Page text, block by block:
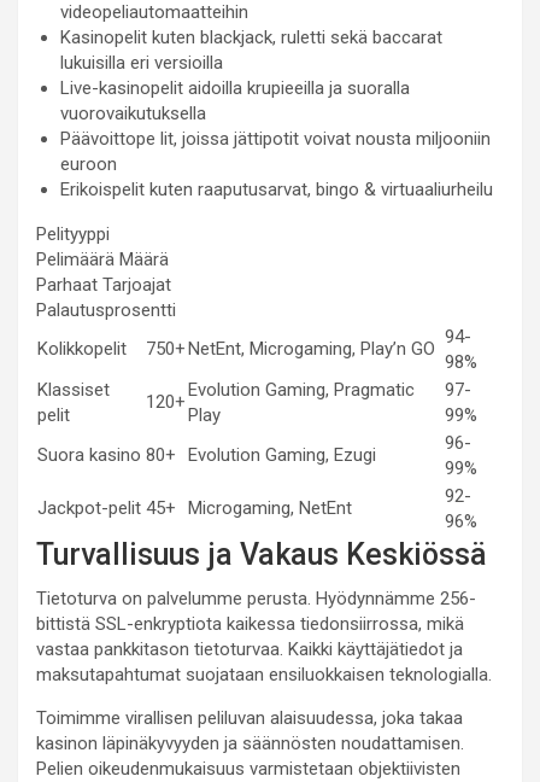
videopeliautomaatteihin
Kasinopelit kuten blackjack, ruletti sekä baccarat
lukuisilla eri versioilla
Live-kasinopelit aidoilla krupieeilla ja suoralla
vuorovaikutuksella
Päävoittope lit, joissa jättipotit voivat nousta miljooniin
euroon
Erikoispelit kuten raaputusarvat, bingo & virtuaaliurheilu
Pelityyppi
Pelimäärä Määrä
Parhaat Tarjoajat
Palautusprosentti
Kolikkopelit
750+ NetEnt, Microgaming, Play’n GO
94-
98%
Klassiset
pelit
120+
Evolution Gaming, Pragmatic
Play
97-
99%
Suora kasino 80+ Evolution Gaming, Ezugi
96-
99%
Jackpot-pelit 45+ Microgaming, NetEnt
92-
96%
Turvallisuus ja Vakaus Keskiössä
Tietoturva on palvelumme perusta. Hyödynnämme 256-
bittistä SSL-enkryptiota kaikessa tiedonsiirrossa, mikä
vastaa pankkitason tietoturvaa. Kaikki käyttäjätiedot ja
maksutapahtumat suojataan ensiluokkaisen teknologialla.
Toimimme virallisen peliluvan alaisuudessa, joka takaa
kasinon läpinäkyvyyden ja säännösten noudattamisen.
Pelien oikeudenmukaisuus varmistetaan objektiivisten